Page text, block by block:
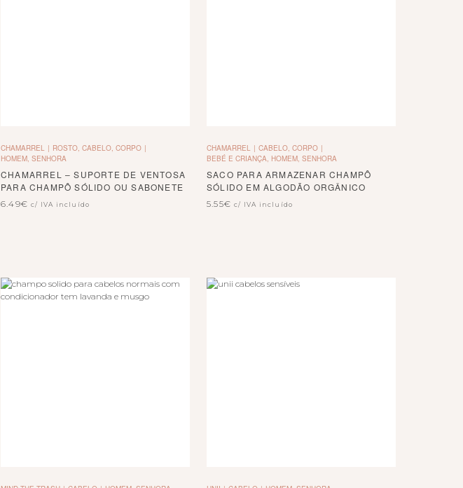
CHAMARREL
ROSTO, CABELO, CORPO
HOMEM, SENHORA
CHAMARREL – SUPORTE DE VENTOSA
PARA CHAMPÔ SÓLIDO OU SABONETE
6.49€ c/ IVA incluído
CHAMARREL
CABELO, CORPO
BEBÉ E CRIANÇA, HOMEM, SENHORA
SACO PARA ARMAZENAR CHAMPÔ
SÓLIDO EM ALGODÃO ORGÂNICO
5.55€ c/ IVA incluído